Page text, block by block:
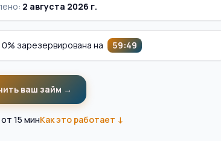
2 августа 2026 г.
0% зарезервирована на 59:48
ваш займ →
15 минКак это работает ↓